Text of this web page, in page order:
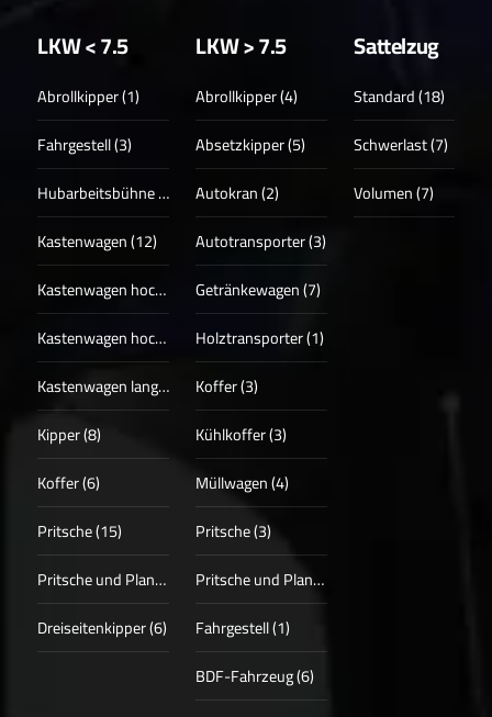
LKW < 7.5
Abrollkipper (1)
Fahrgestell (3)
Hubarbeitsbühne (3)
Kastenwagen (12)
Kastenwagen hoch (17)
Kastenwagen hoch + lang (13)
Kastenwagen lang (4)
Kipper (8)
Koffer (6)
Pritsche (15)
Pritsche und Plane (3)
Dreiseitenkipper (6)
LKW > 7.5
Abrollkipper (4)
Absetzkipper (5)
Autokran (2)
Autotransporter (3)
Getränkewagen (7)
Holztransporter (1)
Koffer (3)
Kühlkoffer (3)
Müllwagen (4)
Pritsche (3)
Pritsche und Plane (1)
Fahrgestell (1)
BDF-Fahrzeug (6)
Sattelzug
Standard (18)
Schwerlast (7)
Volumen (7)